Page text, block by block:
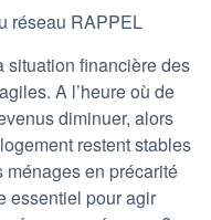
réseau RAPPEL
situation financière des
A l’heure où de
diminuer, alors
restent stables
en précarité
essentiel pour agir